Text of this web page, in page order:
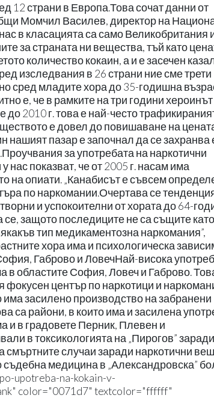
12 страни в Европа.Това сочат данни от
Момчил Василев, директор на
в класацията са само Великобритания
за страната ни вещества, тъй като
количество кокаин, а и е засечен
изследвания в 26 страни ние сме трети
сред младите хора до 35-годишна
е, че в рамките на три години хероинът
до 2010 г. това е най-често
е довел до повишаване на
нашият пазар е започнал да се захранва
за употребата на наркотични
нас показват, че от 2005 г. насам има
на опиати. „Канабисът е съвсем
по наркомании.Очертава се
и успокоителни от хората до 64-
се, защото последиците не са същите
тип медикаментозна наркомания”,
хора има и психологическа
Габрово и ЛовечНай-висока
в областите София, Ловеч и Габрово.
център по наркотици и
засилено производство на забранени
са райони, в които има и засилена
и в градовете Перник, Плевен и
в токсикологията на „Пирогов” заради
случаи заради наркотични
съдебна медицина в „Александровска”
upotreba-na-kokain-v-
color="0071d7" textcolor="ffffff"